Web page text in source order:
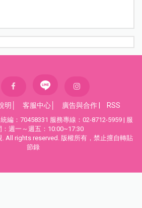
明 客服中心 廣告與合作 RSS
編：70458331 服務專線：02-8712-5959 | 服
：週一～週五：10:00~17:30
All rights reserved. 版權所有，禁止擅自轉貼
節錄